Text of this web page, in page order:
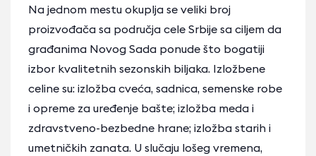
Na jednom mestu okuplja se veliki broj
proizvođača sa područja cele Srbije sa ciljem da
građanima Novog Sada ponude što bogatiji
izbor kvalitetnih sezonskih biljaka. Izložbene
celine su: izložba cveća, sadnica, semenske robe
i opreme za uređenje bašte; izložba meda i
zdravstveno-bezbedne hrane; izložba starih i
umetničkih zanata. U slučaju lošeg vremena,